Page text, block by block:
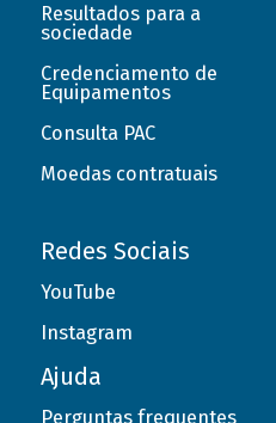
Resultados para a
sociedade
Credenciamento de
Equipamentos
Consulta PAC
Moedas contratuais
Redes Sociais
YouTube
Instagram
Ajuda
Perguntas frequentes